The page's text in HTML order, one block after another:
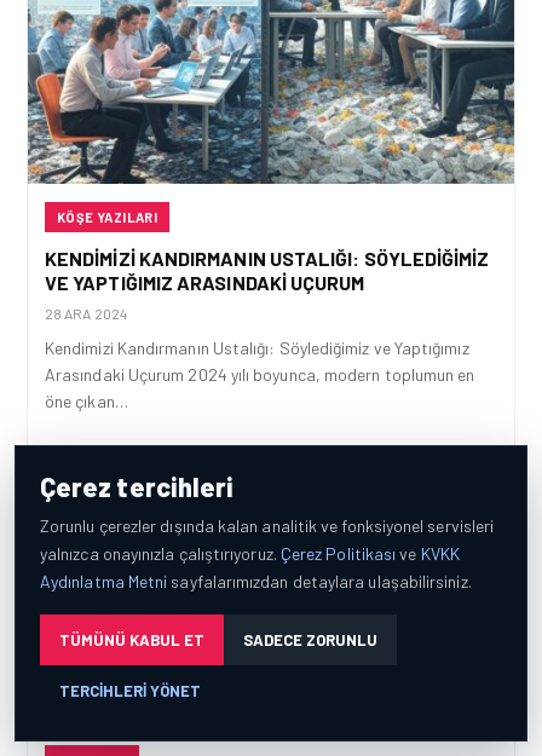
KÖŞE YAZILARI
KENDIMIZI KANDIRMANIN USTALIĞI: SÖYLEDIĞIMIZ
VE YAPTIĞIMIZ ARASINDAKI UÇURUM
28 ARA 2024
Kendimizi Kandırmanın Ustalığı: Söylediğimiz ve Yaptığımız
Arasındaki Uçurum 2024 yılı boyunca, modern toplumun en
öne çıkan…
Çerez tercihleri
Zorunlu çerezler dışında kalan analitik ve fonksiyonel servisleri
yalnızca onayınızla çalıştırıyoruz. Çerez Politikası ve KVKK
Aydınlatma Metni sayfalarımızdan detaylara ulaşabilirsiniz.
TÜMÜNÜ KABUL ET SADECE ZORUNLU
TERCIHLERI YÖNET